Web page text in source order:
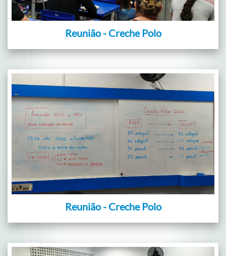
Reunião - Creche Polo
Reunião - Creche Polo